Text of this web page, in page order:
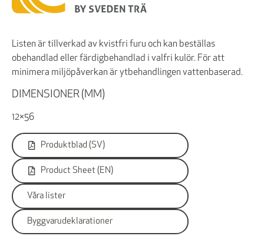
Listen är tillverkad av kvistfri furu och kan beställas
obehandlad eller färdigbehandlad i valfri kulör. För att
minimera miljöpåverkan är ytbehandlingen vattenbaserad.
DIMENSIONER (MM)
12×56
Produktblad (SV)
Product Sheet (EN)
Våra lister
Byggvarudeklarationer